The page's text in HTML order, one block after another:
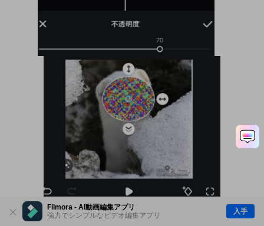
Filmora - AI動画編集アプリ
強力でシンプルなビデオ編集アプリ
入手